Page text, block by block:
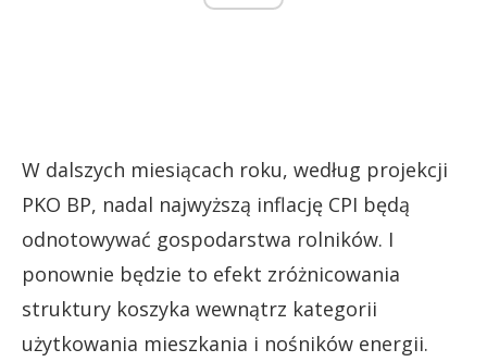
W dalszych miesiącach roku, według projekcji
PKO BP, nadal najwyższą inflację CPI będą
odnotowywać gospodarstwa rolników. I
ponownie będzie to efekt zróżnicowania
struktury koszyka wewnątrz kategorii
użytkowania mieszkania i nośników energii.